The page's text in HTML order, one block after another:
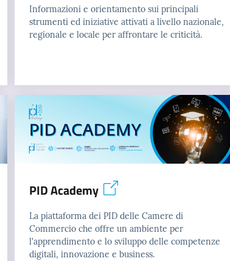
Informazioni e orientamento sui principali
strumenti ed iniziative attivati a livello nazionale,
regionale e locale per affrontare le criticità.
PID Academy
La piattaforma dei PID delle Camere di
Commercio che offre un ambiente per
l'apprendimento e lo sviluppo delle competenze
digitali, innovazione e business.